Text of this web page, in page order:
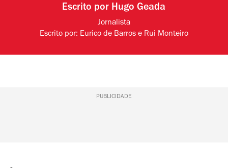
Escrito por Hugo Geada
Jornalista
Escrito por: Eurico de Barrose Rui Monteiro
PUBLICIDADE